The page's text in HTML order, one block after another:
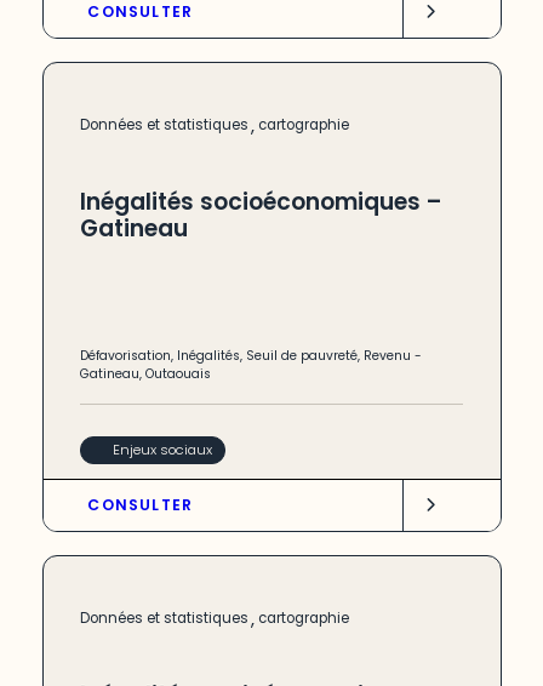
CONSULTER
Données et statistiques, cartographie
Inégalités socioéconomiques –
Gatineau
Défavorisation, Inégalités, Seuil de pauvreté, Revenu -
Gatineau,Outaouais
Enjeux sociaux
CONSULTER
Données et statistiques, cartographie